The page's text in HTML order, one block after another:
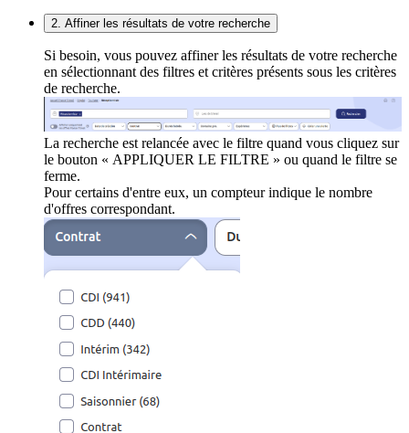
2. Affiner les résultats de votre recherche
Si besoin, vous pouvez affiner les résultats de votre recherche
en sélectionnant des filtres et critères présents sous les critères
de recherche.
La recherche est relancée avec le filtre quand vous cliquez sur
le bouton « APPLIQUER LE FILTRE » ou quand le filtre se
ferme.
Pour certains d'entre eux, un compteur indique le nombre
d'offres correspondant.